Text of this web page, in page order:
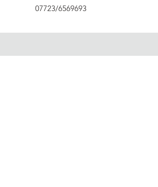
07723/6569693